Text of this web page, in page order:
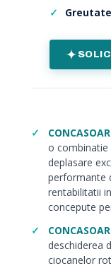
o combinatie
deplasare
performante
rentabilitatii
concepute
deschiderea
ciocanelor